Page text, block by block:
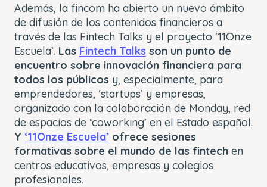
Además, la fincom ha abierto un nuevo ámbito
de difusión de los contenidos financieros a
través de las Fintech Talks y el proyecto ‘11Onze
Escuela’. Las Fintech Talks son un punto de
encuentro sobre innovación financiera para
todos los públicos y, especialmente, para
emprendedores, ‘startups’ y empresas,
organizado con la colaboración de Monday, red
de espacios de ‘coworking’ en el Estado español.
Y ‘11Onze Escuela’ ofrece sesiones
formativas sobre el mundo de las fintech en
centros educativos, empresas y colegios
profesionales.